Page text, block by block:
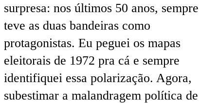
surpresa: nos últimos 50 anos, sempre
teve as duas bandeiras como
protagonistas. Eu peguei os mapas
eleitorais de 1972 pra cá e sempre
identifiquei essa polarização. Agora,
subestimar a malandragem política de